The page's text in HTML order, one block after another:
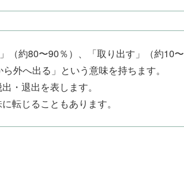
（約80〜90％）、「取り出す」（約10〜
外へ出る」という意味を持ちます。
・退出を表します。
転じることもあります。